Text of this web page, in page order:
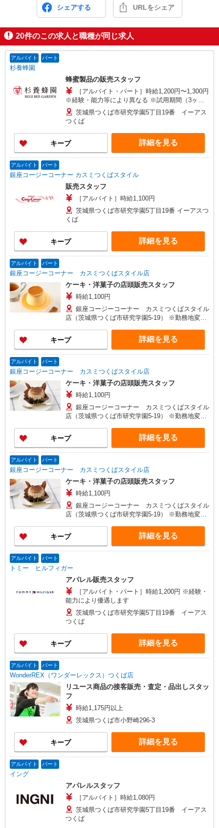
シェアする URLをシェア
20件のこの求人と職種が同じ求人
アルバイト パート
杉養蜂園
蜂蜜製品の販売スタッフ
［アルバイト・パート］時給1,200円〜1,300円
※経験・能力等により異なる ※試用期間（3ヶ月
間）：同条件
茨城県つくば市研究学園5丁目19番 イーアス
つくば
キープ 詳細を見る
アルバイト パート
銀座コージーコーナー カスミつくばスタイル
販売スタッフ
［アルバイト］時給1,100円
茨城県つくば市研究学園5丁目19番 イーアスつ
くば
キープ 詳細を見る
アルバイト パート
銀座コージーコーナー カスミつくばスタイル店
ケーキ・洋菓子の店頭販売スタッフ
時給1,100円
銀座コージーコーナー カスミつくばスタイル
店（茨城県つくば市研究学園5-19） ※勤務地変更
キープ 詳細を見る
アルバイト パート
銀座コージーコーナー カスミつくばスタイル店
ケーキ・洋菓子の店頭販売スタッフ
時給1,100円
銀座コージーコーナー カスミつくばスタイル
店（茨城県つくば市研究学園5-19） ※勤務地変更
キープ 詳細を見る
アルバイト パート
銀座コージーコーナー カスミつくばスタイル店
ケーキ・洋菓子の店頭販売スタッフ
時給1,100円
銀座コージーコーナー カスミつくばスタイル
店（茨城県つくば市研究学園5-19） ※勤務地変更
キープ 詳細を見る
アルバイト パート
トミー ヒルフィガー
アパレル販売スタッフ
［アルバイト・パート］時給1,200円 ※経験・
能力により優遇します
茨城県つくば市研究学園5丁目19番 イーアス
つくば
キープ 詳細を見る
アルバイト パート
WonderREX（ワンダーレックス）つくば店
リユース商品の接客販売・査定・品出しスタッ
フ
時給1,175円以上
茨城県つくば市小野崎296-3
キープ 詳細を見る
アルバイト パート
イング
アパレルスタッフ
［アルバイト］時給1,080円
茨城県つくば市研究学園5丁目19番 イーアス
つくば